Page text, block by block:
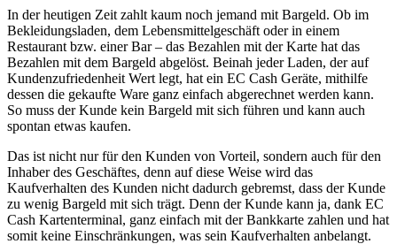
In der heutigen Zeit zahlt kaum noch jemand mit Bargeld. Ob im
Bekleidungsladen, dem Lebensmittelgeschäft oder in einem
Restaurant bzw. einer Bar – das Bezahlen mit der Karte hat das
Bezahlen mit dem Bargeld abgelöst. Beinah jeder Laden, der auf
Kundenzufriedenheit Wert legt, hat ein EC Cash Geräte, mithilfe
dessen die gekaufte Ware ganz einfach abgerechnet werden kann.
So muss der Kunde kein Bargeld mit sich führen und kann auch
spontan etwas kaufen.
Das ist nicht nur für den Kunden von Vorteil, sondern auch für den
Inhaber des Geschäftes, denn auf diese Weise wird das
Kaufverhalten des Kunden nicht dadurch gebremst, dass der Kunde
zu wenig Bargeld mit sich trägt. Denn der Kunde kann ja, dank EC
Cash Kartenterminal, ganz einfach mit der Bankkarte zahlen und hat
somit keine Einschränkungen, was sein Kaufverhalten anbelangt.